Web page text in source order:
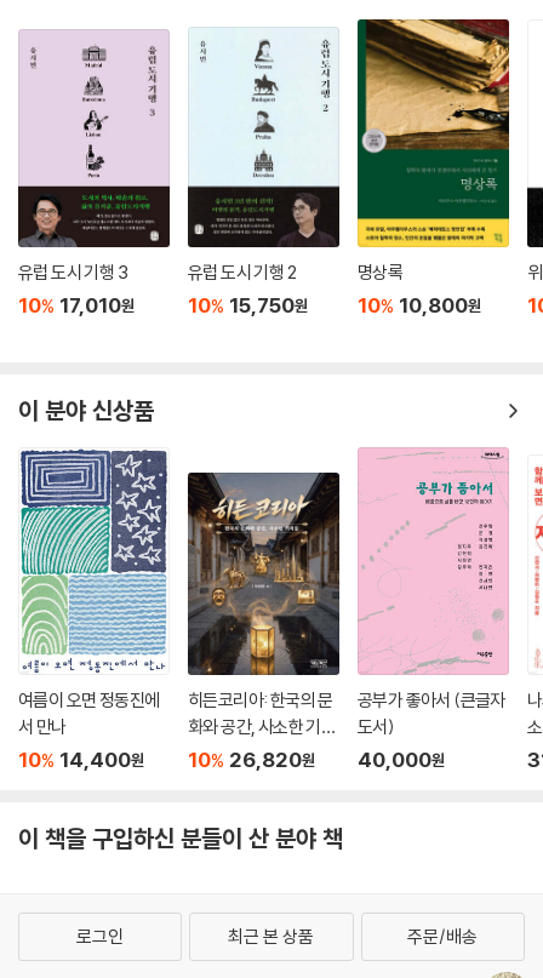
유럽 도시 기행 3
10% 17,010원
유럽 도시 기행 2
10% 15,750원
명상록
10% 10,800원
이 분야 신상품
여름이 오면 정동진에
서 만나
10% 14,400원
히든코리아: 한국의 문
화와 공간, 사소한 기적
들
10% 26,820원
공부가 좋아서 (큰글자
도서)
40,000원
이 책을 구입하신 분들이 산 분야 책
로그인 최근 본 상품 주문/배송